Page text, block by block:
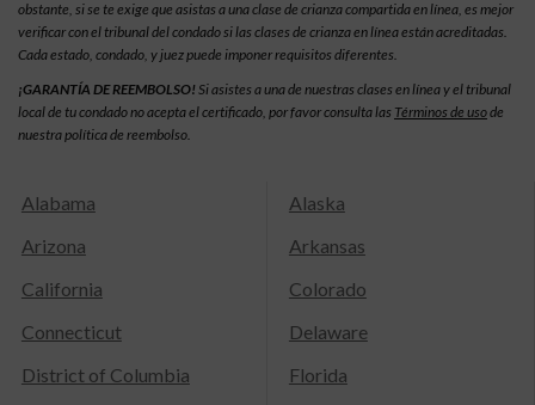
obstante, si se te exige que asistas a una clase de crianza compartida en línea, es mejor
verificar con el tribunal del condado si las clases de crianza en línea están acreditadas.
Cada estado, condado, y juez puede imponer requisitos diferentes.
¡GARANTÍA DE REEMBOLSO! Si asistes a una de nuestras clases en línea y el tribunal
local de tu condado no acepta el certificado, por favor consulta las Términos de usode
nuestra política de reembolso.
Alabama
Alaska
Arizona
Arkansas
California
Colorado
Connecticut
Delaware
District of Columbia
Florida